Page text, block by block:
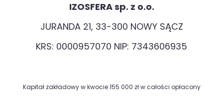
IZOSFERA sp. z o.o.
JURANDA 21, 33-300 NOWY SĄCZ
KRS: 0000957070 NIP: 7343606935
Kapitał zakładowy w kwocie 155 000 zł w całości opłacony